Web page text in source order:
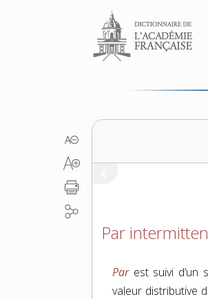
Aller au contenu
Par
Parest suivi d’un
valeur distributive